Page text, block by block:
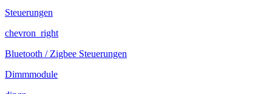
Steuerungen
chevron_right
Bluetooth / Zigbee Steuerungen
Dimmmodule